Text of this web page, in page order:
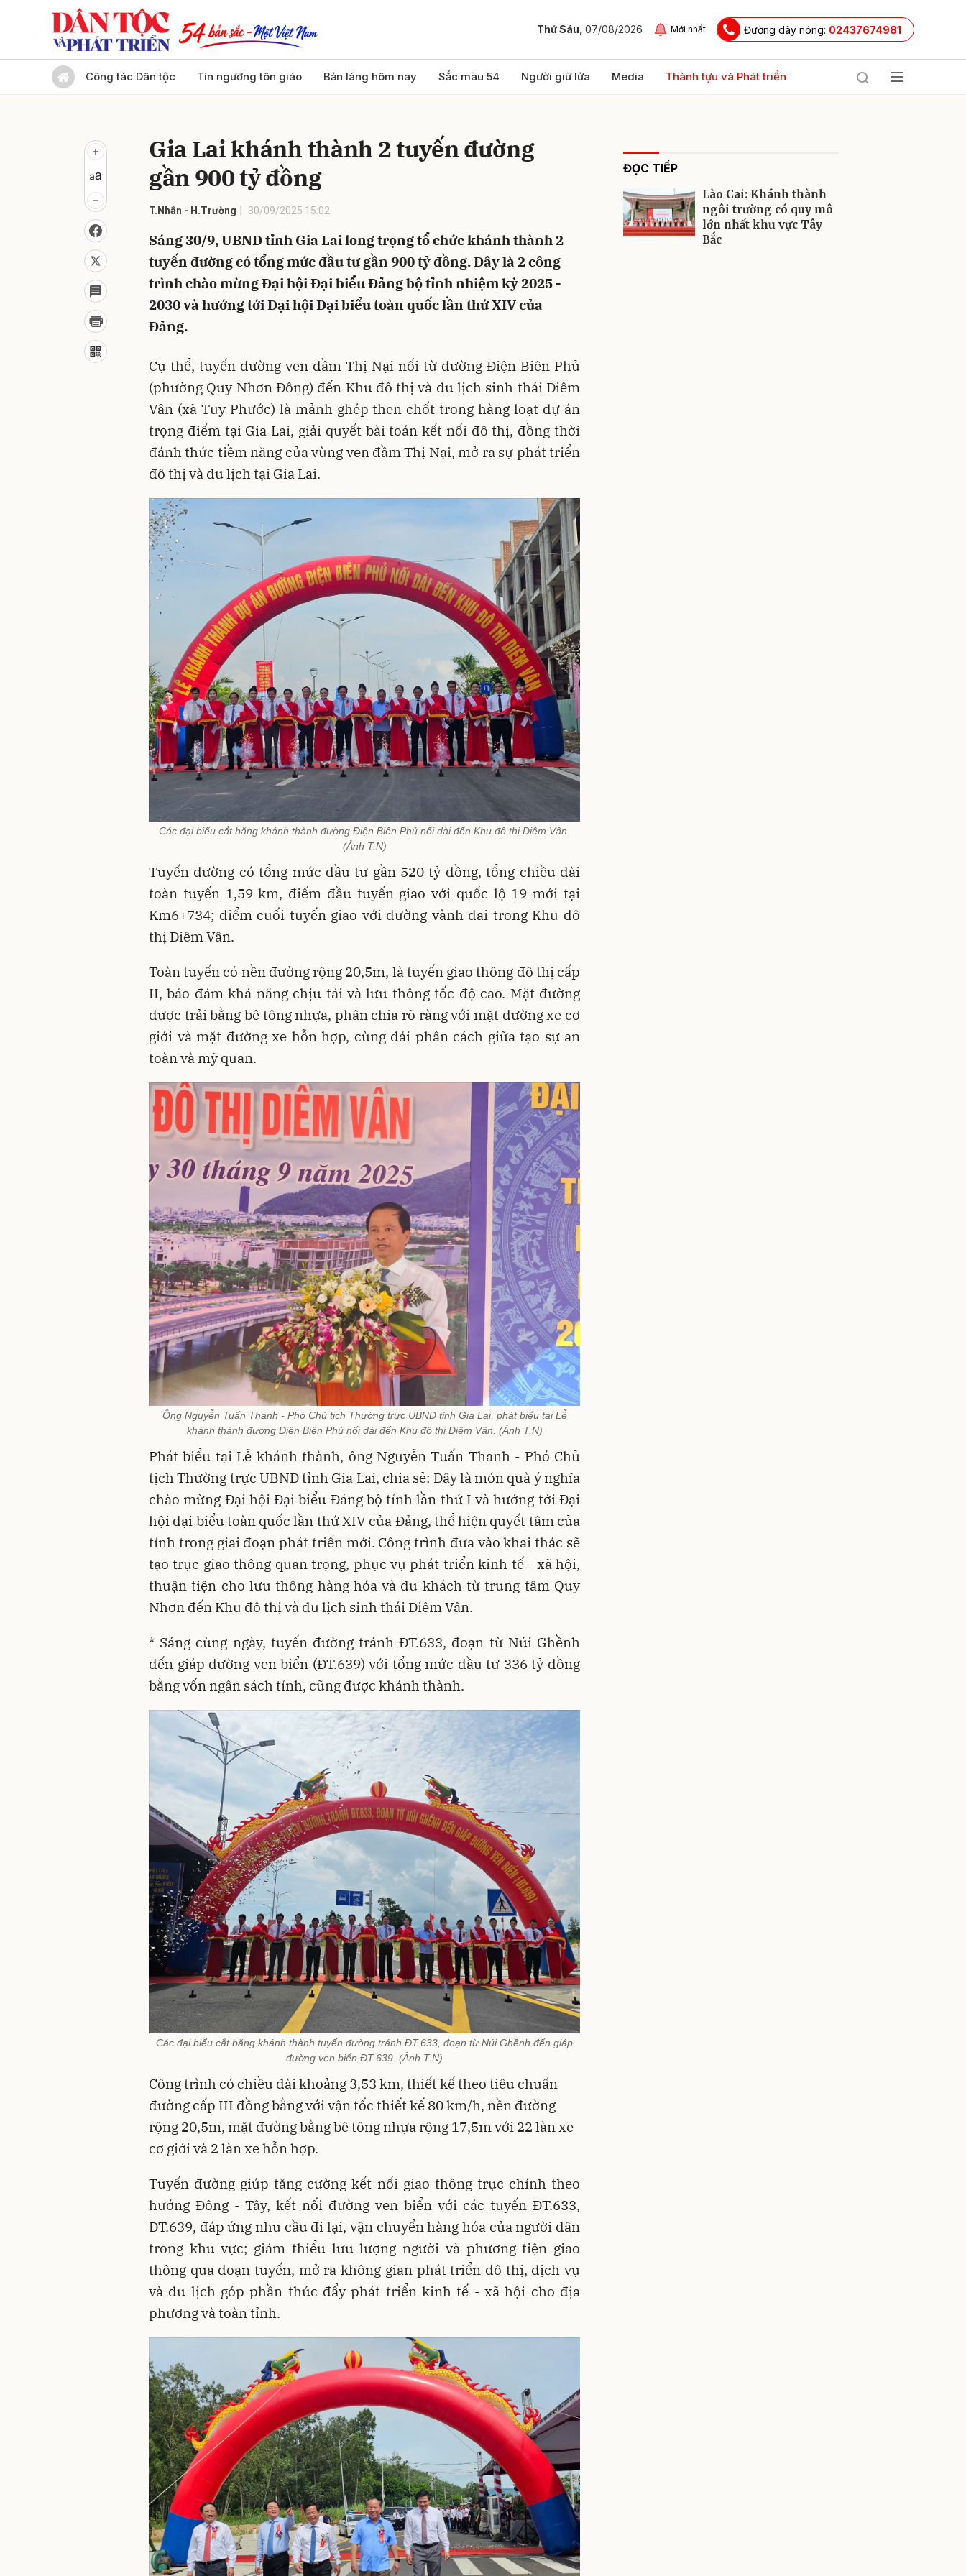
Thứ Sáu, 07/08/2026 Mới nhất Đường dây nóng: 02437674981
Công tác Dân tộc Tín ngưỡng tôn giáo Bản làng hôm nay Sắc màu 54 Người giữ lửa Media Thành tựu và Phát triển
Gia Lai khánh thành 2 tuyến đường
gần 900 tỷ đồng
T.Nhân - H.Trường 30/09/2025 15:02
Sáng 30/9, UBND tỉnh Gia Lai long trọng tổ chức khánh thành 2
tuyến đường có tổng mức đầu tư gần 900 tỷ đồng. Đây là 2 công
trình chào mừng Đại hội Đại biểu Đảng bộ tỉnh nhiệm kỳ 2025 -
2030 và hướng tới Đại hội Đại biểu toàn quốc lần thứ XIV của
Đảng.
Cụ thể, tuyến đường ven đầm Thị Nại nối từ đường Điện Biên Phủ
(phường Quy Nhơn Đông) đến Khu đô thị và du lịch sinh thái Diêm
Vân (xã Tuy Phước) là mảnh ghép then chốt trong hàng loạt dự án
trọng điểm tại Gia Lai, giải quyết bài toán kết nối đô thị, đồng thời
đánh thức tiềm năng của vùng ven đầm Thị Nại, mở ra sự phát triển
đô thị và du lịch tại Gia Lai.
Các đại biểu cắt băng khánh thành đường Điện Biên Phủ nối dài đến Khu đô thị Diêm Vân.
(Ảnh T.N)
Tuyến đường có tổng mức đầu tư gần 520 tỷ đồng, tổng chiều dài
toàn tuyến 1,59 km, điểm đầu tuyến giao với quốc lộ 19 mới tại
Km6+734; điểm cuối tuyến giao với đường vành đai trong Khu đô
thị Diêm Vân.
Toàn tuyến có nền đường rộng 20,5m, là tuyến giao thông đô thị cấp
II, bảo đảm khả năng chịu tải và lưu thông tốc độ cao. Mặt đường
được trải bằng bê tông nhựa, phân chia rõ ràng với mặt đường xe cơ
giới và mặt đường xe hỗn hợp, cùng dải phân cách giữa tạo sự an
toàn và mỹ quan.
Ông Nguyễn Tuấn Thanh - Phó Chủ tịch Thường trực UBND tỉnh Gia Lai, phát biểu tại Lễ
khánh thành đường Điện Biên Phủ nối dài đến Khu đô thị Diêm Vân. (Ảnh T.N)
Phát biểu tại Lễ khánh thành, ông Nguyễn Tuấn Thanh - Phó Chủ
tịch Thường trực UBND tỉnh Gia Lai, chia sẻ: Đây là món quà ý nghĩa
chào mừng Đại hội Đại biểu Đảng bộ tỉnh lần thứ I và hướng tới Đại
hội đại biểu toàn quốc lần thứ XIV của Đảng, thể hiện quyết tâm của
tỉnh trong giai đoạn phát triển mới. Công trình đưa vào khai thác sẽ
tạo trục giao thông quan trọng, phục vụ phát triển kinh tế - xã hội,
thuận tiện cho lưu thông hàng hóa và du khách từ trung tâm Quy
Nhơn đến Khu đô thị và du lịch sinh thái Diêm Vân.
* Sáng cùng ngày, tuyến đường tránh ĐT.633, đoạn từ Núi Ghềnh
đến giáp đường ven biển (ĐT.639) với tổng mức đầu tư 336 tỷ đồng
bằng vốn ngân sách tỉnh, cũng được khánh thành.
Các đại biểu cắt băng khánh thành tuyến đường tránh ĐT.633, đoạn từ Núi Ghềnh đến giáp
đường ven biển ĐT.639. (Ảnh T.N)
Công trình có chiều dài khoảng 3,53 km, thiết kế theo tiêu chuẩn
đường cấp III đồng bằng với vận tốc thiết kế 80 km/h, nền đường
rộng 20,5m, mặt đường bằng bê tông nhựa rộng 17,5m với 22 làn xe
cơ giới và 2 làn xe hỗn hợp.
Tuyến đường giúp tăng cường kết nối giao thông trục chính theo
hướng Đông - Tây, kết nối đường ven biển với các tuyến ĐT.633,
ĐT.639, đáp ứng nhu cầu đi lại, vận chuyển hàng hóa của người dân
trong khu vực; giảm thiểu lưu lượng người và phương tiện giao
thông qua đoạn tuyến, mở ra không gian phát triển đô thị, dịch vụ
và du lịch góp phần thúc đẩy phát triển kinh tế - xã hội cho địa
phương và toàn tỉnh.
ĐỌC TIẾP
Lào Cai: Khánh thành
ngôi trường có quy mô
lớn nhất khu vực Tây
Bắc
Gửi bình luận
Gửi